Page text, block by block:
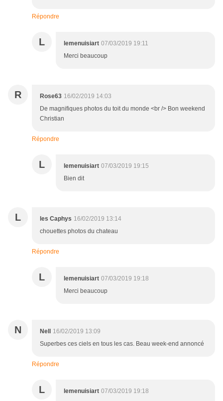
Répondre
L lemenuisiart 07/03/2019 19:11
Merci beaucoup
R Rose63 16/02/2019 14:03
De magnifiques photos du toit du monde <br /> Bon weekend
Christian
Répondre
L lemenuisiart 07/03/2019 19:15
Bien dit
L les Caphys 16/02/2019 13:14
chouettes photos du chateau
Répondre
L lemenuisiart 07/03/2019 19:18
Merci beaucoup
N Nell
16/02/2019 13:09
Superbes ces ciels en tous les cas. Beau week-end annoncé
Répondre
L lemenuisiart 07/03/2019 19:18